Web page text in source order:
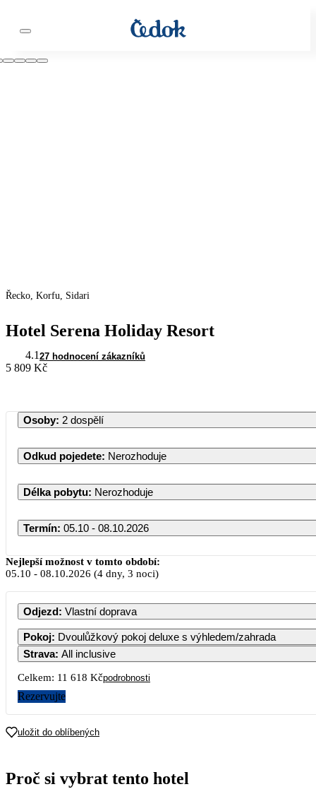
Řecko, Korfu, Sidari
Hotel Serena Holiday Resort
4.1 27 hodnocení zákazníků
5 809 Kč
Osoby: 2 dospělí
Odkud pojedete: Nerozhoduje
Délka pobytu: Nerozhoduje
Termín: 05.10 - 08.10.2026
Nejlepší možnost v tomto období:
05.10 - 08.10.2026 (4 dny, 3 noci)
Odjezd: Vlastní doprava
Pokoj: Dvoulůžkový pokoj deluxe s výhledem/zahrada
Strava: All inclusive
Celkem: 11 618 Kčpodrobnosti
Rezervujte
uložit do oblíbených
Proč si vybrat tento hotel